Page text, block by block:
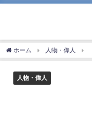
ホーム 人物・偉人
人物・偉人